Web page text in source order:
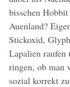
bisschen
Auenland?
Stickoxid,
Lapalien
ringen, ob man
sozial korrekt